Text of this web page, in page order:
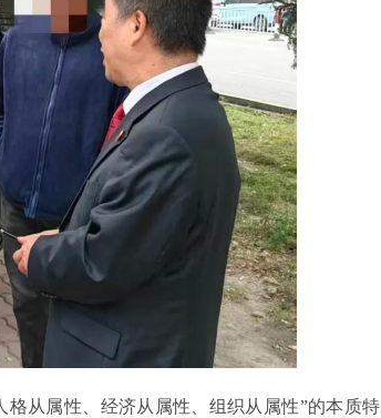
从属性、经济从属性、组织从属性”的本质特